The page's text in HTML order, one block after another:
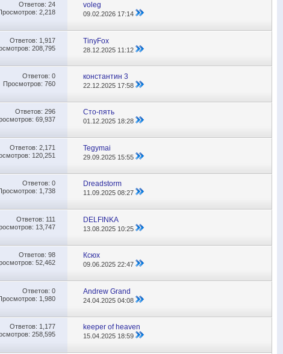
Ответов: 24
2,218
voleg
09.02.2026 17:14
Ответов: 1,917
208,795
TinyFox
28.12.2025 11:12
Ответов: 0
Просмотров: 760
константин 3
22.12.2025 17:58
Ответов: 296
69,937
Сто-пять
01.12.202518:28
Ответов: 2,171
120,251
Tegymai
29.09.2025 15:55
Ответов: 0
1,738
Dreadstorm
11.09.202508:27
Ответов: 111
13,747
DELFINKA
13.08.2025 10:25
Ответов: 98
52,462
Ксюх
09.06.202522:47
Ответов: 0
1,980
Andrew Grand
24.04.202504:08
Ответов: 1,177
258,595
keeper of heaven
15.04.2025 18:59